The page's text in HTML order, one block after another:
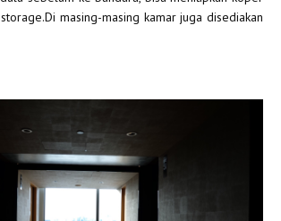
masing-masing kamar juga disediakan